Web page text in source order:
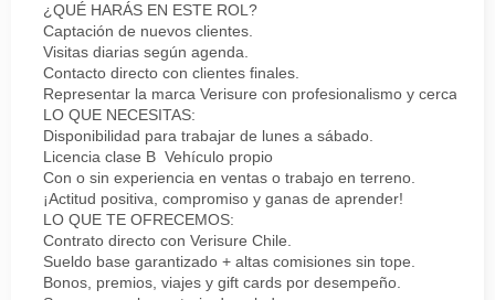
¿QUÉ HARÁS EN ESTE ROL?
Captación de nuevos clientes.
Visitas diarias según agenda.
Contacto directo con clientes finales.
Representar la marca Verisure con profesionalismo y cercanía.
LO QUE NECESITAS:
Disponibilidad para trabajar de lunes a sábado.
Licencia clase B Vehículo propio
Con o sin experiencia en ventas o trabajo en terreno.
¡Actitud positiva, compromiso y ganas de aprender!
LO QUE TE OFRECEMOS:
Contrato directo con Verisure Chile.
Sueldo base garantizado + altas comisiones sin tope.
Bonos, premios, viajes y gift cards por desempeño.